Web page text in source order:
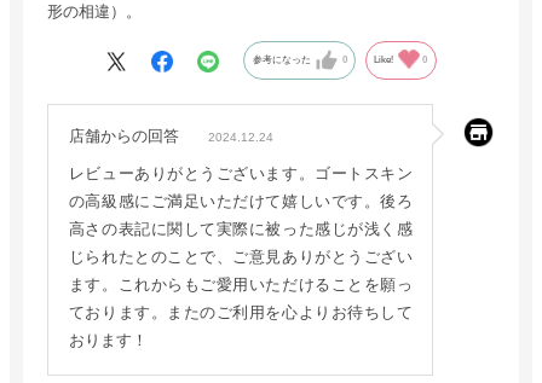
形の相違）。
参考になった 0 Like! 0
店舗からの回答 2024.12.24
レビューありがとうございます。ゴートスキン
の高級感にご満足いただけて嬉しいです。後ろ
高さの表記に関して実際に被った感じが浅く感
じられたとのことで、ご意見ありがとうござい
ます。これからもご愛用いただけることを願っ
ております。またのご利用を心よりお待ちして
おります！